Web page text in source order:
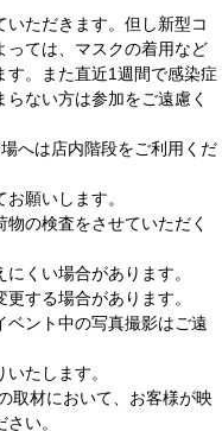
ただきます。但し新型コ
っては、マスクの着用など
。また直近1週間で感染症
ない方は参加をご遠慮く
へは店内階段をご利⽤くだ
願いします。
の検査をさせていただく
くい場合があります。
する場合があります。
ベント中の写真撮影はご遠
たします。
取材において、お客様が映
い。